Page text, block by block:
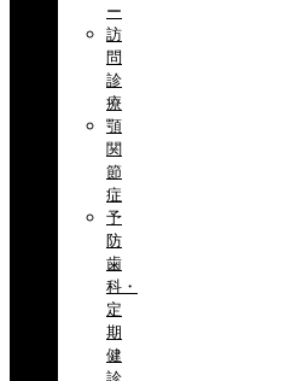
ー
訪
問
診
療
顎
関
節
症
予
防
歯
科・
定
期
健